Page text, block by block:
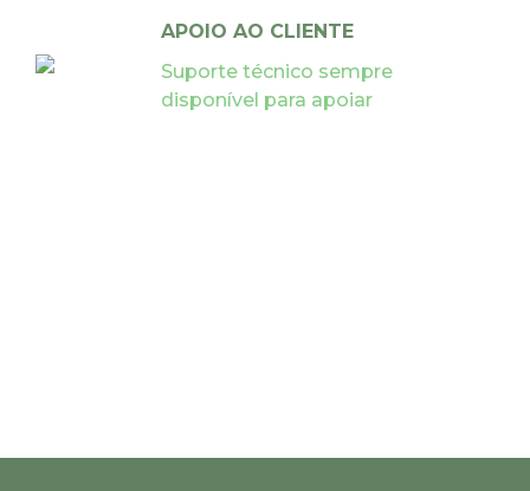
APOIO AO CLIENTE
Suporte técnico sempre
disponível para apoiar